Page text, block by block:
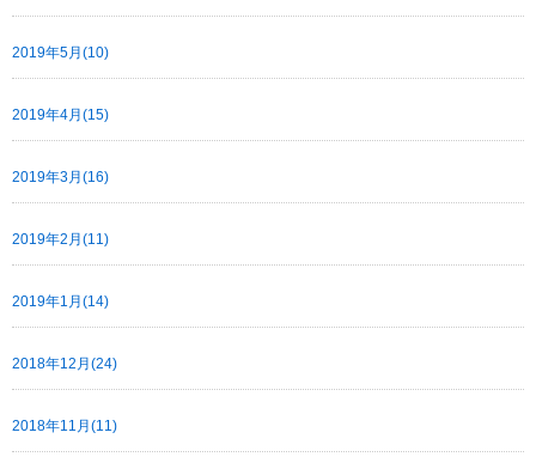
2019年5月(10)
2019年4月(15)
2019年3月(16)
2019年2月(11)
2019年1月(14)
2018年12月(24)
2018年11月(11)